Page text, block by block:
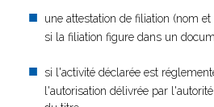
une attestation de filiation (nom
si la filiation figure dans un
si l'activité déclarée est
l'autorisation délivrée par